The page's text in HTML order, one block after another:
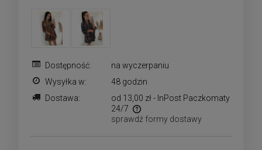
Dostępność:
na wyczerpaniu
Wysyłka w:
48 godzin
Dostawa:
od 13,00 zł - InPost Paczkomaty
24/7
Cena nie zawiera ewentualnych kosztów płatności
sprawdź formy dostawy